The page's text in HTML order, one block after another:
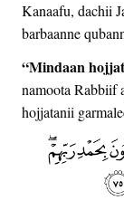
Kanaafu, dachii
barbaanne
“Mindaan
namoota Rabbiif
hojjatanii